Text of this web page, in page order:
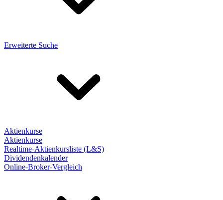
Erweiterte Suche
Aktienkurse
Aktienkurse
Realtime-Aktienkursliste (L&S)
Dividendenkalender
Online-Broker-Vergleich